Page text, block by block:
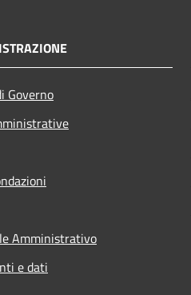
Governo
Amministrativo
e dati